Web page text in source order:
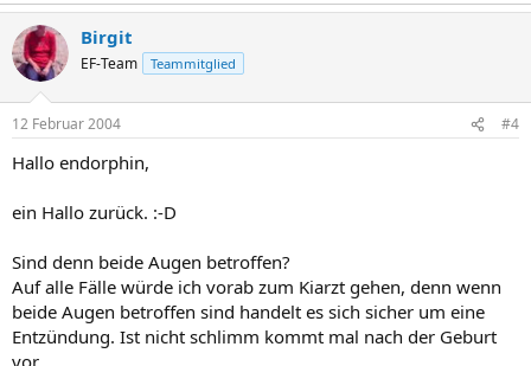
Birgit
EF-Team Teammitglied
12 Februar 2004 #4
Hallo endorphin,
ein Hallo zurück. :-D
Sind denn beide Augen betroffen?
Auf alle Fälle würde ich vorab zum Kiarzt gehen, denn wenn
beide Augen betroffen sind handelt es sich sicher um eine
Entzündung. Ist nicht schlimm kommt mal nach der Geburt
vor.